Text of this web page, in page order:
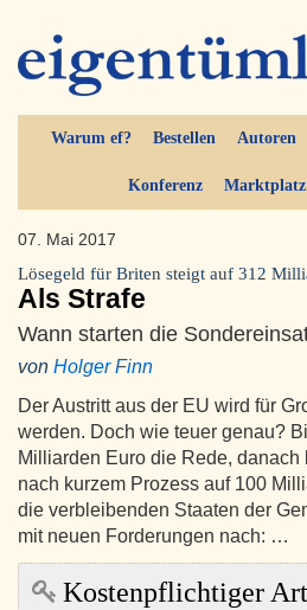
Warum ef? Bestellen Autoren
Konferenz Marktplatz
07. Mai 2017
Lösegeld für Briten steigt auf 312
Als Strafe
Wann starten die
von Holger Finn
Der Austritt aus der EU wird für
werden. Doch wie teuer genau?
Milliarden Euro die Rede,
nach kurzem Prozess auf 100
die verbleibenden Staaten der
mit neuen Forderungen nach: …
Kostenpflichtiger